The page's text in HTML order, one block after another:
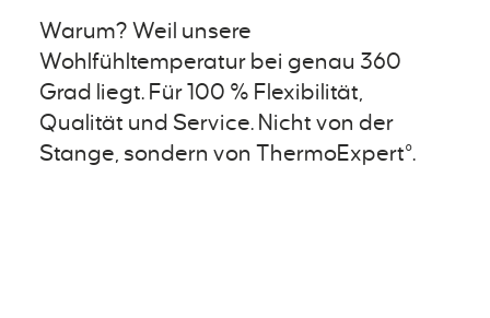
Warum? Weil unsere
Wohlfühltemperatur bei genau 360
Grad liegt. Für 100 % Flexibilität,
Qualität und Service. Nicht von der
Stange, sondern von ThermoExpert°.